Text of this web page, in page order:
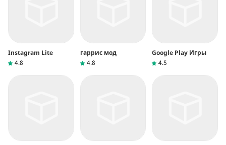
Instagram Lite
4.8
гаррис мод
4.8
Google Play Игры
4.5